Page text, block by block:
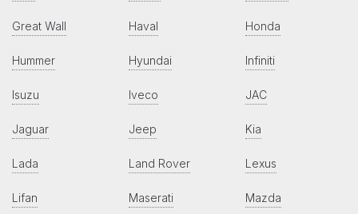
Great Wall Haval Honda
Hummer Hyundai Infiniti
Isuzu Iveco JAC
Jaguar Jeep Kia
Lada Land Rover Lexus
Lifan Maserati Mazda